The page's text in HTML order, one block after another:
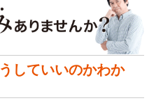
していいのかわか